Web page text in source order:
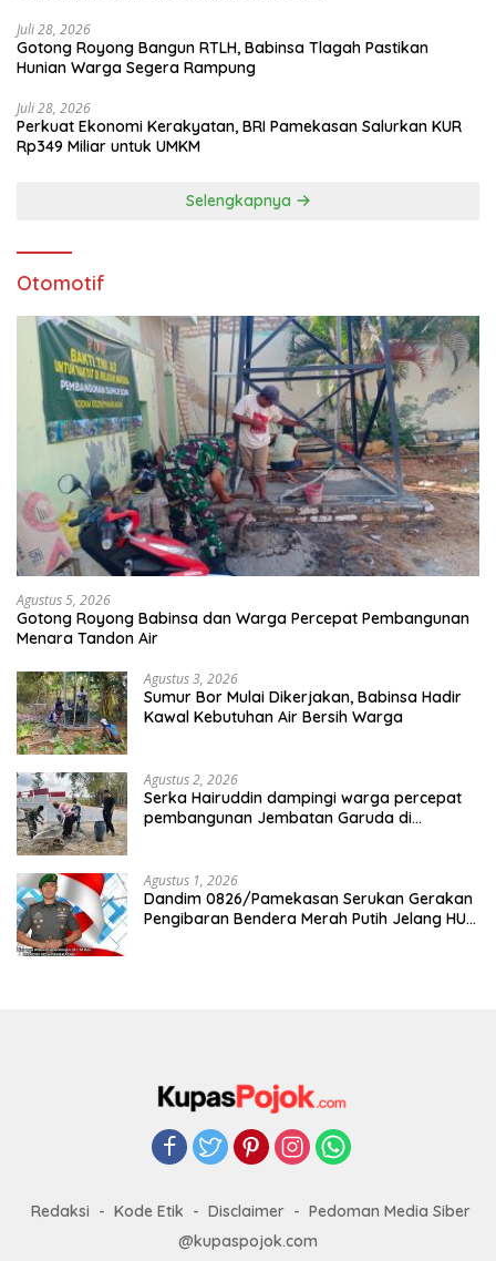
Juli 28, 2026
Gotong Royong Bangun RTLH, Babinsa Tlagah Pastikan
Hunian Warga Segera Rampung
Juli 28, 2026
Perkuat Ekonomi Kerakyatan, BRI Pamekasan Salurkan KUR
Rp349 Miliar untuk UMKM
Selengkapnya
Otomotif
Agustus 5, 2026
Gotong Royong Babinsa dan Warga Percepat Pembangunan
Menara Tandon Air
Agustus 3, 2026
Sumur Bor Mulai Dikerjakan, Babinsa Hadir
Kawal Kebutuhan Air Bersih Warga
Agustus 2, 2026
Serka Hairuddin dampingi warga percepat
pembangunan Jembatan Garuda di
Agustus 1, 2026
Dandim 0826/Pamekasan Serukan Gerakan
Pengibaran Bendera Merah Putih Jelang HUT
Redaksi Kode Etik Disclaimer
Pedoman Media Siber
@kupaspojok.com